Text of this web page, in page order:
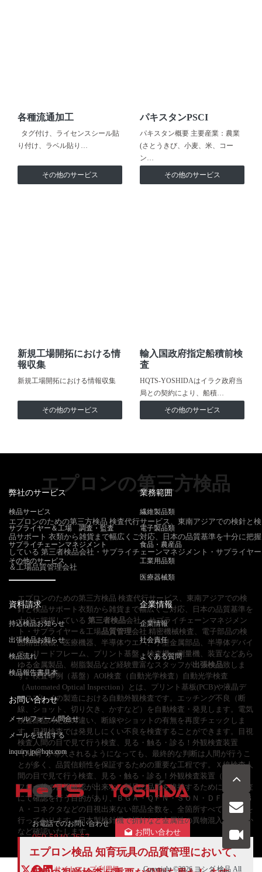
各種流通加工
タグ付け、ライセンスシール貼
り付け、ラベル貼り…
その他のサービス
パキスタンPSCI
パキスタン概要 主要産業：農業
(さとうきび、小麦、米、コー
ン…
その他のサービス
新規工場開拓における情
報収集
新規工場開拓における情報収集
その他のサービス
輸入国政府指定船積前検
査
HQTS-YOSHIDAはイラク政府当
局との契約により、船積…
その他のサービス
エプロンの第三方検品
エプロンのための第三方検品 検査代行サービス、東南アジアでの検針と検
品サポート 衣類から雑貨まで幅広くご対応、日本の品質基準を十分に把握
している 第三者検品会社・サプライチェーンマネジメント・サプライヤー
＆工場品質管理会社
エプロンのための第三方検品 検査代行サービス、東南アジアでの検
針と検品サポート衣類から雑貨まで幅広くご対応、日本の品質基準を
十分に把握している 第三者検品会社・サプライチェーンマネジメン
ト・サプライヤー＆工場品質管理会社 精密機械検査、電子部品の検
品精密機械、医療機器、半導体ウエハ、小型金属部品、半導体デバイ
ス、リードフレーム、プリント基盤、検査機、測量機、装置などあら
ゆる金属製品、樹脂製品など経験豊富なスタッフが出張検品致しま
す。検査事例（基盤）AOI検査（自動光学検査）自動光学検査
（Automated Optical Inspection）とは、プリント基板(PCB)や液晶デ
ィスプレイの製造における自動外観検査です。エッチング不良（断
線、ショット、切り欠き、かすなど）を自動検査・発見します。電気
検査部品の定数の違い、断線やショットの有無を再度チェックしま
す。目視検査では発見しにくい不良を検査することができます。目視
検査人間の目で見て行う検査、見る・触る・診る！外観検査装置
（AOI）が導入されるようになっても、最終的な判断は人間が行うこ
とが多く、品質信頼性を保証するための重要な工程です。Ｘ線検査人
間の目で見て行う検査、見る・触る・診る！外観検査装置（AOI）リ
フロー後の目視確認が出来ない製品の品質を維持するためにＸ線検査
にて確認を行う目的があり、ＢＧＡ・ＱＦＮ・ＳＯＮ・ＤＦＮ・ＬＧ
Ａ・コネクタなどの目視出来ない部品全数を、全箇所すべての確認を
行っております。日本製検針機で折針など金属性の異物混入がないか
など確認いたします。
エプロン検品 知育玩具の品質管理において、
弊社のサービス
検品サービス
サプライヤー＆工場 調査・監査
サプライチェーンマネジメント
その他のサービス
業務範囲
繊維製品類
電子製品類
食品・農産品
工業用品類
医療器械類
資料請求
持込検品お知らせ
出張検品お知らせ
検品流れ
検品報告書見本
企業情報
企業情報
社会責任
よくある質問
お問い合わせ
メールフォーム問合せ
メールを送信する
inquiry.jp@hqts.com
お電話でのお問い合わせ
050-5840-2657
お問い合わせ
サイトマップ 利用規 Copyright ©2026 ヨシダ 検品 All